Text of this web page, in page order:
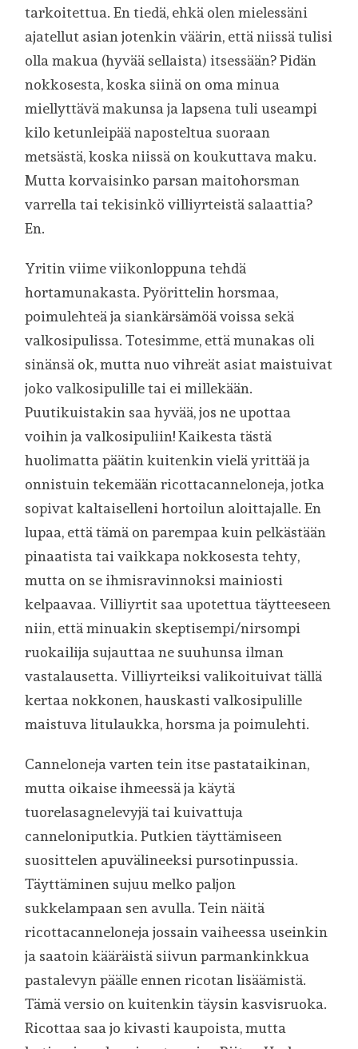
tarkoitettua. En tiedä, ehkä olen mielessäni
ajatellut asian jotenkin väärin, että niissä tulisi
olla makua (hyvää sellaista) itsessään? Pidän
nokkosesta, koska siinä on oma minua
miellyttävä makunsa ja lapsena tuli useampi
kilo ketunleipää naposteltua suoraan
metsästä, koska niissä on koukuttava maku.
Mutta korvaisinko parsan maitohorsman
varrella tai tekisinkö villiyrteistä salaattia?
En.
Yritin viime viikonloppuna tehdä
hortamunakasta. Pyörittelin horsmaa,
poimulehteä ja siankärsämöä voissa sekä
valkosipulissa. Totesimme, että munakas oli
sinänsä ok, mutta nuo vihreät asiat maistuivat
joko valkosipulille tai ei millekään.
Puutikuistakin saa hyvää, jos ne upottaa
voihin ja valkosipuliin! Kaikesta tästä
huolimatta päätin kuitenkin vielä yrittää ja
onnistuin tekemään ricottacanneloneja, jotka
sopivat kaltaiselleni hortoilun aloittajalle. En
lupaa, että tämä on parempaa kuin pelkästään
pinaatista tai vaikkapa nokkosesta tehty,
mutta on se ihmisravinnoksi mainiosti
kelpaavaa. Villiyrtit saa upotettua täytteeseen
niin, että minuakin skeptisempi/nirsompi
ruokailija sujauttaa ne suuhunsa ilman
vastalausetta. Villiyrteiksi valikoituivat tällä
kertaa nokkonen, hauskasti valkosipulille
maistuva litulaukka, horsma ja poimulehti.
Canneloneja varten tein itse pastataikinan,
mutta oikaise ihmeessä ja käytä
tuorelasagnelevyjä tai kuivattuja
canneloniputkia. Putkien täyttämiseen
suosittelen apuvälineeksi pursotinpussia.
Täyttäminen sujuu melko paljon
sukkelampaan sen avulla. Tein näitä
ricottacanneloneja jossain vaiheessa useinkin
ja saatoin kääräistä siivun parmankinkkua
pastalevyn päälle ennen ricotan lisäämistä.
Tämä versio on kuitenkin täysin kasvisruoka.
Ricottaa saa jo kivasti kaupoista, mutta